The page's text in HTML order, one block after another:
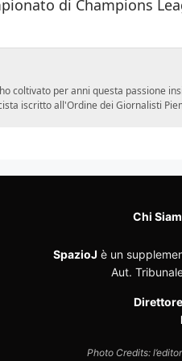
di Champions
coltivato per anni questa passione
iscritto all'Ordine dei Giornalisti
Chi
SpazioJ è un
Aut.
Photo Credits: